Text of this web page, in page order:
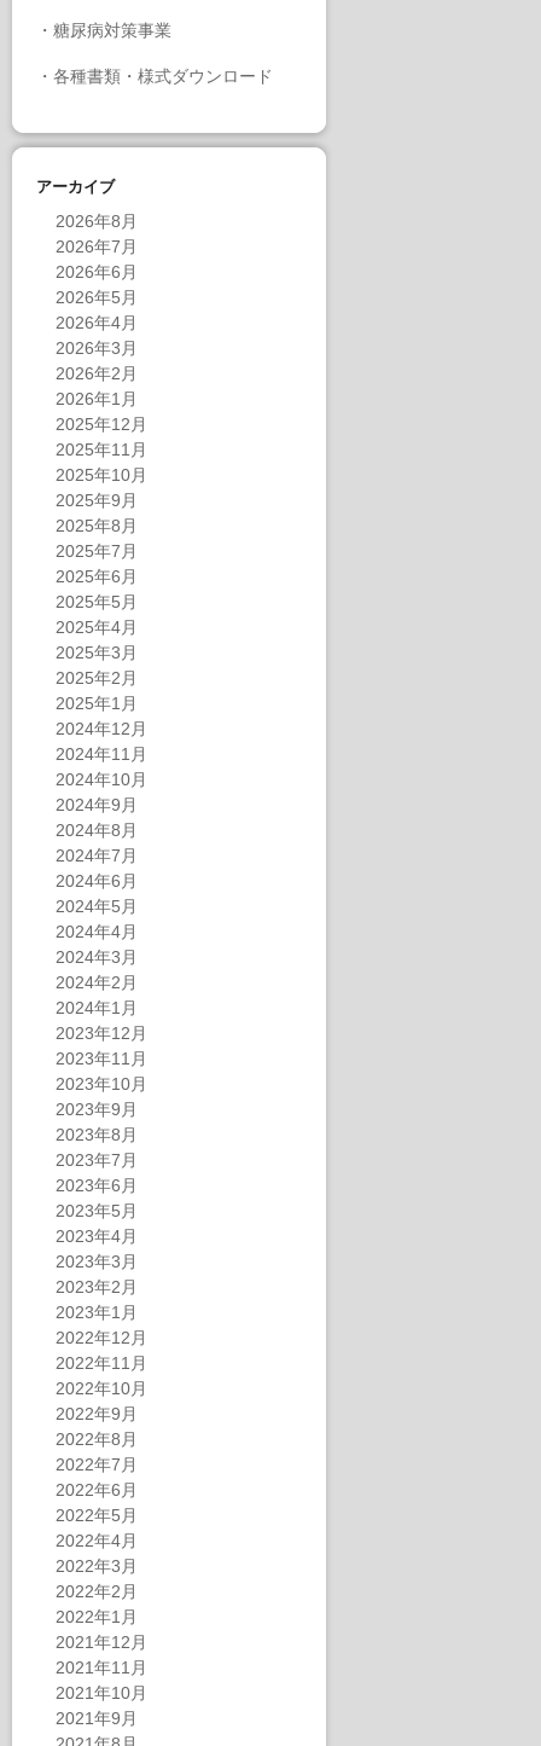
・ 糖尿病対策事業
・ 各種書類・様式ダウンロード
アーカイブ
2026年8月
2026年7月
2026年6月
2026年5月
2026年4月
2026年3月
2026年2月
2026年1月
2025年12月
2025年11月
2025年10月
2025年9月
2025年8月
2025年7月
2025年6月
2025年5月
2025年4月
2025年3月
2025年2月
2025年1月
2024年12月
2024年11月
2024年10月
2024年9月
2024年8月
2024年7月
2024年6月
2024年5月
2024年4月
2024年3月
2024年2月
2024年1月
2023年12月
2023年11月
2023年10月
2023年9月
2023年8月
2023年7月
2023年6月
2023年5月
2023年4月
2023年3月
2023年2月
2023年1月
2022年12月
2022年11月
2022年10月
2022年9月
2022年8月
2022年7月
2022年6月
2022年5月
2022年4月
2022年3月
2022年2月
2022年1月
2021年12月
2021年11月
2021年10月
2021年9月